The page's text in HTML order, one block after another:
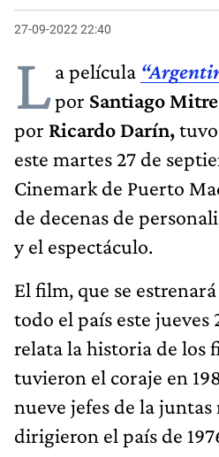
27-09-2022 22:40
La película
por Santiago Mitre
por Ricardo Darín,
este martes 27 de
Cinemark de Puerto
de decenas de
y el espectáculo.
El film, que se
todo el país este jueves
relata la historia de los
tuvieron el coraje en
nueve jefes de la
dirigieron el país de